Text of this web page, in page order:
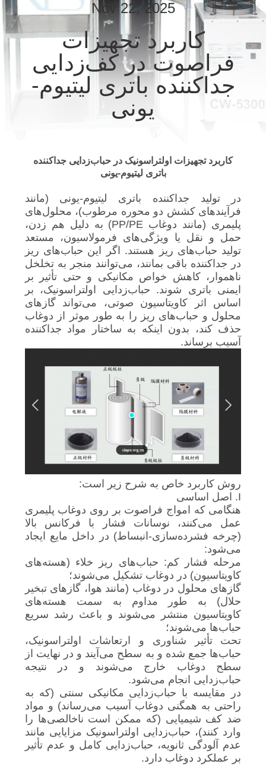
کیفیت
با
تماس
نقشه
سایت
سیاست
حفظ
حریم
خصوصی
Nov 22, 2025
کاربرد تجهیزات
فراصوت در کف‌زدایی
جداکننده باتری لیتیوم-
یونی
کاربرد تجهیزات اولتراسونیک در حباب‌زدایی جداکننده
باتری لیتیوم-یونی
در تولید جداکننده باتری لیتیوم-یونی (مانند
فرآیندهای کشش دو محوره مرطوب)، محلول‌های
پلیمری (مانند دوغاب PP/PE) به دلیل هم زدن،
حمل و نقل یا ویژگی‌های فرمولاسیون، مستعد
تولید حباب‌های ریز هستند. اگر این حباب‌های ریز
در جداکننده باقی بمانند، می‌توانند منجر به تخلخل
ناهموار، کاهش خواص مکانیکی و حتی تأثیر بر
ایمنی باتری شوند. حباب‌زدایی اولتراسونیک، بر
اساس اثر کاویتاسیون صوتی، می‌تواند گازهای
محلول و حباب‌های ریز را به طور موثر از دوغاب
حذف کند، بدون اینکه به ساختار مواد جداکننده
آسیب برساند.
روش کاربرد خاص به شرح زیر است:
I. اصل اساسی
هنگامی که امواج فراصوت بر روی دوغاب پلیمری
عمل می‌کنند، نوسانات فشار با فرکانس بالا
(چرخه فشرده‌سازی-انبساط) در داخل مایع ایجاد
می‌شود:
مرحله فشار کم: حباب‌های ریز خلاء (هسته‌های
کاویتاسیون) در دوغاب تشکیل می‌شوند؛
گازهای محلول در دوغاب (مانند هوا، گازهای تبخیر
حلال) به طور مداوم به سمت هسته‌های
کاویتاسیون منتشر می‌شوند و باعث رشد سریع
حباب‌ها می‌شوند؛
تحت تأثیر شناوری و ارتعاشات اولتراسونیک،
حباب‌ها جمع شده و به سطح می‌آیند و در نهایت از
سطح دوغاب خارج می‌شوند و در نتیجه
حباب‌زدایی انجام می‌شود.
در مقایسه با حباب‌زدایی مکانیکی سنتی (که به
راحتی به همگنی دوغاب آسیب می‌رساند) و مواد
ضد کف شیمیایی (که ممکن است ناخالصی‌ها را
وارد کنند)، حباب‌زدایی اولتراسونیک مزایایی مانند
عدم آلودگی ثانویه، حباب‌زدایی کامل و عدم تأثیر
بر عملکرد دوغاب دارد.